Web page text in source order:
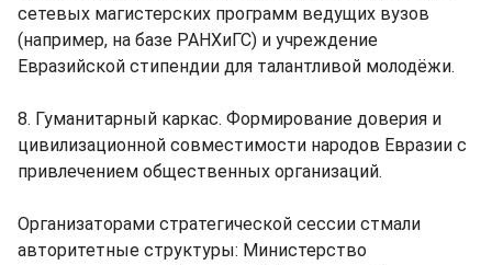
сетевых магистерских программ ведущих вузов
(например, на базе РАНХиГС) и учреждение
Евразийской стипендии для талантливой молодёжи.
8. Гуманитарный каркас. Формирование доверия и
цивилизационной совместимости народов Евразии с
привлечением общественных организаций.
Организаторами стратегической сессии стмали
авторитетные структуры: Министерство